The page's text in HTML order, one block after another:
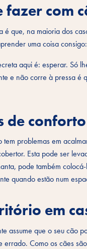
fazer com
é que, na maioria dos
uma coisa
aqui é: esperar. Só
e não corre à pressa é
de
tem problemas em
Esta pode ser
pode também
quando estão num
em
assume que o seu cão
errado. Como os cães